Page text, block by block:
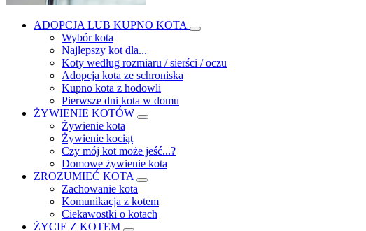
ADOPCJA LUB KUPNO KOTA
Wybór kota
Najlepszy kot dla...
Koty według rozmiaru / sierści / oczu
Adopcja kota ze schroniska
Kupno kota z hodowli
Pierwsze dni kota w domu
ŻYWIENIE KOTÓW
Żywienie kota
Żywienie kociąt
Czy mój kot może jeść...?
Domowe żywienie kota
ZROZUMIEĆ KOTA
Zachowanie kota
Komunikacja z kotem
Ciekawostki o kotach
ŻYCIE Z KOTEM